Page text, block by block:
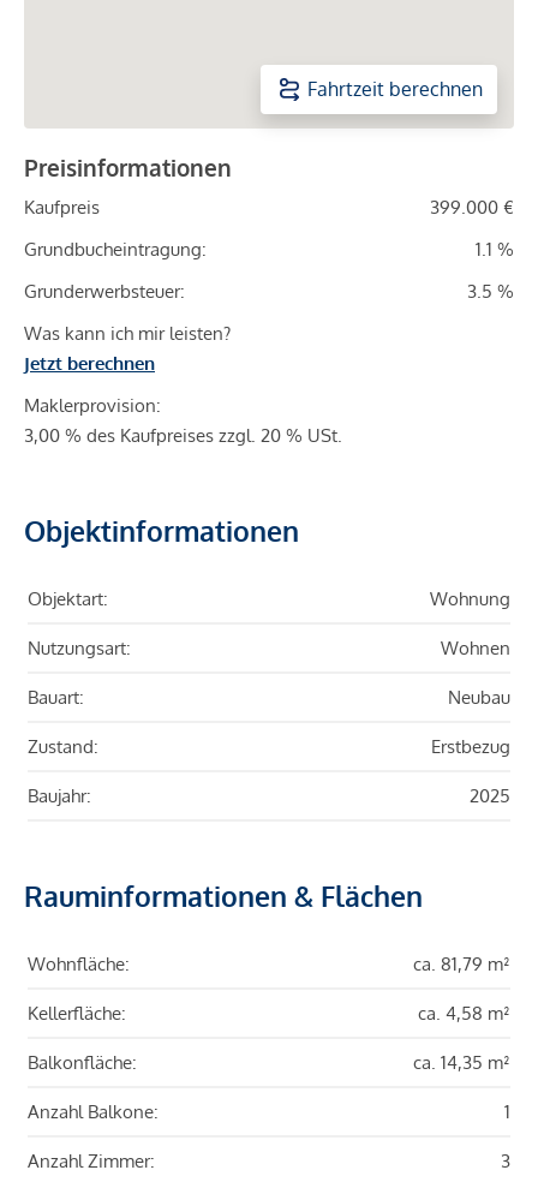
Fahrtzeit berechnen
Preisinformationen
Kaufpreis
399.000 €
Grundbucheintragung:
1.1 %
Grunderwerbsteuer:
3.5 %
Was kann ich mir leisten?
Jetzt berechnen
Maklerprovision:
3,00 % des Kaufpreises zzgl. 20 % USt.
Objektinformationen
Objektart: Wohnung
Nutzungsart: Wohnen
Bauart: Neubau
Zustand: Erstbezug
Baujahr: 2025
Rauminformationen & Flächen
Wohnfläche: ca. 81,79 m²
Kellerfläche: ca. 4,58 m²
Balkonfläche: ca. 14,35 m²
Anzahl Balkone: 1
Anzahl Zimmer: 3